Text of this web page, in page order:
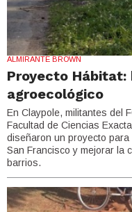
ALMIRANTE BROWN
Proyecto
agroecológico
En Claypole, militantes del
Facultad de Ciencias
diseñaron un proyecto para
San Francisco y mejorar la
barrios.